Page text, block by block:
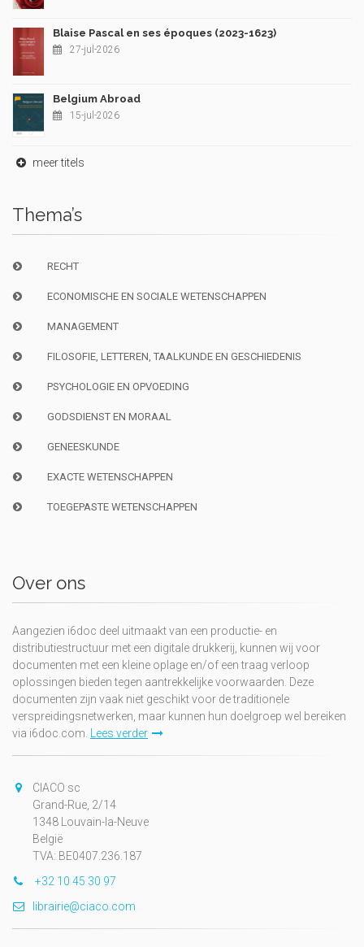
Blaise Pascal en ses époques (2023-1623)
27-jul-2026
Belgium Abroad
15-jul-2026
meer titels
Thema’s
RECHT
ECONOMISCHE EN SOCIALE WETENSCHAPPEN
MANAGEMENT
FILOSOFIE, LETTEREN, TAALKUNDE EN GESCHIEDENIS
PSYCHOLOGIE EN OPVOEDING
GODSDIENST EN MORAAL
GENEESKUNDE
EXACTE WETENSCHAPPEN
TOEGEPASTE WETENSCHAPPEN
Over ons
Aangezien i6doc deel uitmaakt van een productie- en
distributiestructuur met een digitale drukkerij, kunnen wij voor
documenten met een kleine oplage en/of een traag verloop
oplossingen bieden tegen aantrekkelijke voorwaarden. Deze
documenten zijn vaak niet geschikt voor de traditionele
verspreidingsnetwerken, maar kunnen hun doelgroep wel bereiken
via i6doc.com. Lees verder
CIACO sc
Grand-Rue, 2/14
1348 Louvain-la-Neuve
België
TVA: BE0407.236.187
+32 10 45 30 97
librairie@ciaco.com